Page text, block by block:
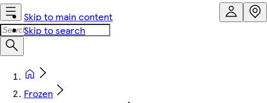
Skip to main content
Skip to search
Frozen